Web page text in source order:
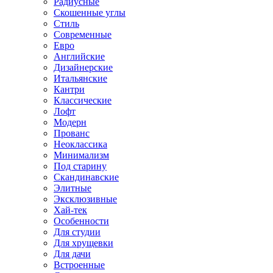
Скошенные углы
Стиль
Современные
Евро
Английские
Дизайнерские
Итальянские
Кантри
Классические
Лофт
Модерн
Прованс
Неоклассика
Минимализм
Под старину
Скандинавские
Элитные
Эксклюзивные
Хай-тек
Особенности
Для студии
Для хрущевки
Для дачи
Встроенные